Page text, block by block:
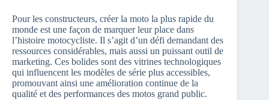
Pour les constructeurs, créer la moto la plus rapide du
monde est une façon de marquer leur place dans
l’histoire motocycliste. Il s’agit d’un défi demandant des
ressources considérables, mais aussi un puissant outil de
marketing. Ces bolides sont des vitrines technologiques
qui influencent les modèles de série plus accessibles,
promouvant ainsi une amélioration continue de la
qualité et des performances des motos grand public.